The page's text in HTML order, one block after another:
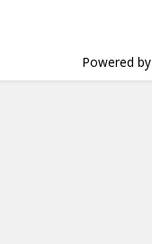
Powered by